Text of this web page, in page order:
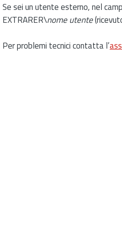
Se sei un utente esterno, nel
EXTRARER\nome utente
Per problemi tecnici contatta l’